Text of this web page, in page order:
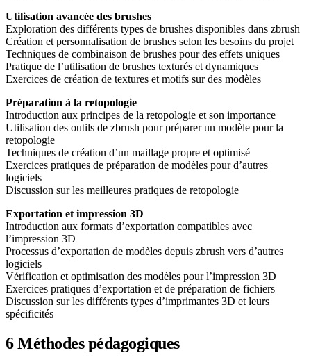
Utilisation avancée des brushes
Exploration des différents types de brushes disponibles dans zbrush
Création et personnalisation de brushes selon les besoins du projet
Techniques de combinaison de brushes pour des effets uniques
Pratique de l’utilisation de brushes texturés et dynamiques
Exercices de création de textures et motifs sur des modèles
Préparation à la retopologie
Introduction aux principes de la retopologie et son importance
Utilisation des outils de zbrush pour préparer un modèle pour la
retopologie
Techniques de création d’un maillage propre et optimisé
Exercices pratiques de préparation de modèles pour d’autres
logiciels
Discussion sur les meilleures pratiques de retopologie
Exportation et impression 3D
Introduction aux formats d’exportation compatibles avec
l’impression 3D
Processus d’exportation de modèles depuis zbrush vers d’autres
logiciels
Vérification et optimisation des modèles pour l’impression 3D
Exercices pratiques d’exportation et de préparation de fichiers
Discussion sur les différents types d’imprimantes 3D et leurs
spécificités
6Méthodes pédagogiques